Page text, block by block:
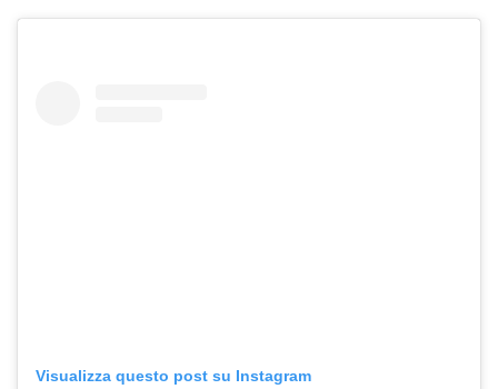
Visualizza questo post su Instagram